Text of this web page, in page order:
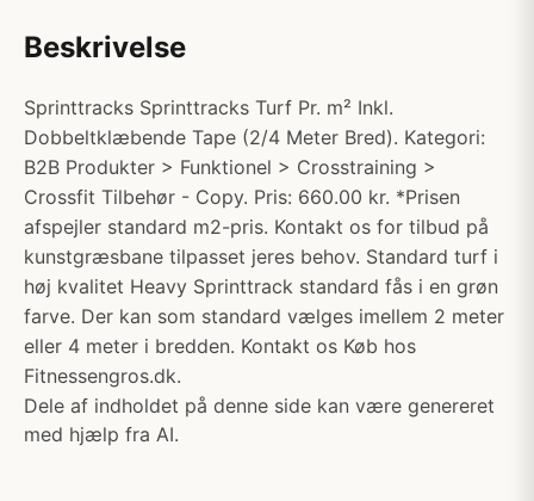
Beskrivelse
Sprinttracks Sprinttracks Turf Pr. m² Inkl.
Dobbeltklæbende Tape (2/4 Meter Bred). Kategori:
B2B Produkter > Funktionel > Crosstraining >
Crossfit Tilbehør - Copy. Pris: 660.00 kr. *Prisen
afspejler standard m2-pris. Kontakt os for tilbud på
kunstgræsbane tilpasset jeres behov. Standard turf i
høj kvalitet Heavy Sprinttrack standard fås i en grøn
farve. Der kan som standard vælges imellem 2 meter
eller 4 meter i bredden. Kontakt os Køb hos
Fitnessengros.dk.
Dele af indholdet på denne side kan være genereret
med hjælp fra AI.